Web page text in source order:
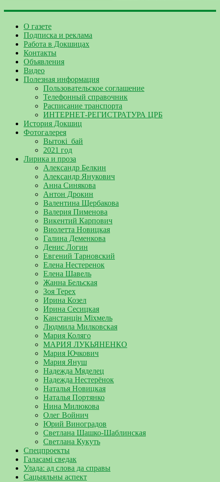
О газете
Подписка и реклама
Работа в Докшицах
Контакты
Объявления
Видео
Полезная информация
Пользовательское соглашение
Телефонный справочник
Расписание транспорта
ИНТЕРНЕТ-РЕГИСТРАТУРА ЦРБ
История Докшиц
Фотогалерея
Вытокі_бай
2021 год
Лирика и проза
Александр Белкин
Александр Янукович
Анна Синякова
Антон Дрокин
Валентина Щербакова
Валерия Пименова
Викентий Карпович
Виолетта Новицкая
Галина Деменкова
Денис Логин
Евгений Тарновский
Елена Нестеренок
Елена Шавель
Жанна Бельская
Зоя Терех
Ирина Козел
Ирина Сесицкая
Канстанцін Міхмель
Людмила Милковская
Мария Коляго
МАРИЯ ЛУКЬЯНЕНКО
Мария Ючкович
Мария Януш
Надежда Мяделец
Надежда Нестерёнок
Наталья Новицкая
Наталья Портянко
Нина Милюкова
Олег Войнич
Юрий Виноградов
Светлана Шашко-Шаблинская
Светлана Кукуть
Спецпроекты
Галасамі сведак
Улада: ад слова да справы
Сацыяльны аспект